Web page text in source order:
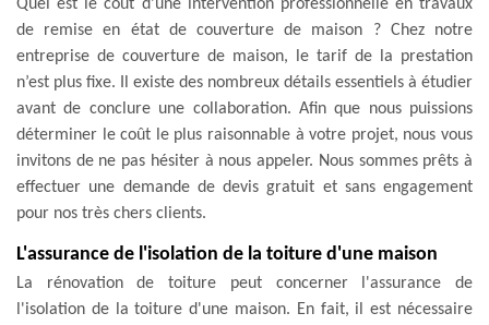
Quel est le coût d’une intervention professionnelle en travaux
de remise en état de couverture de maison ? Chez notre
entreprise de couverture de maison, le tarif de la prestation
n’est plus fixe. Il existe des nombreux détails essentiels à étudier
avant de conclure une collaboration. Afin que nous puissions
déterminer le coût le plus raisonnable à votre projet, nous vous
invitons de ne pas hésiter à nous appeler. Nous sommes prêts à
effectuer une demande de devis gratuit et sans engagement
pour nos très chers clients.
L'assurance de l'isolation de la toiture d'une maison
La rénovation de toiture peut concerner l'assurance de
l'isolation de la toiture d'une maison. En fait, il est nécessaire